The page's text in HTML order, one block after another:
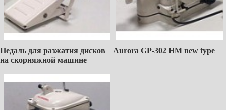
Педаль для разжатия дисков
на скорняжной машине
Aurora GP-302 HM new type